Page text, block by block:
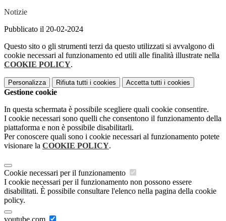
Notizie
Pubblicato il 20-02-2024
Questo sito o gli strumenti terzi da questo utilizzati si avvalgono di
cookie necessari al funzionamento ed utili alle finalità illustrate nella
COOKIE POLICY.
Personalizza Rifiuta tutti i cookies Accetta tutti i cookies
Gestione cookie
In questa schermata è possibile scegliere quali cookie consentire.
I cookie necessari sono quelli che consentono il funzionamento della
piattaforma e non è possibile disabilitarli.
Per conoscere quali sono i cookie necessari al funzionamento potete
visionare la COOKIE POLICY.
Cookie necessari per il funzionamento
I cookie necessari per il funzionamento non possono essere
disabilitati. È possibile consultare l'elenco nella pagina della cookie
policy.
youtube.com